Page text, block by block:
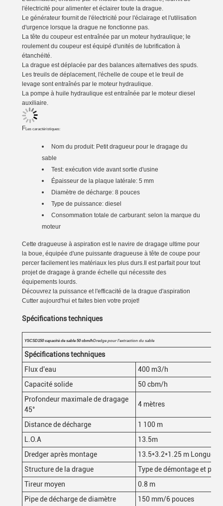
l'électricité pour alimenter et éclairer toute la drague.
Le générateur fournit de l'électricité pour l'éclairage et l'utilisation
d'urgence lorsque la drague ne fonctionne pas.
La tête du coupeur est entraînée par un moteur hydraulique; le
roulement du coupeur est équipé d'unités de lubrification à
étanchéité.
La drague est déplacée par des balances alternatives des spuds.
Les treuils de déplacement, l'échelle de coupe et le treuil de
levage sont entraînés par le moteur hydraulique.
La pompe à huile hydraulique est entraînée par le moteur diesel
auxiliaire.
FLes caractéristiques:
Nom du produit: Petit dragueur pour le dragage du
sable
Test: exécution vide avant sortie d'usine
Épaisseur de la plaque latérale: 5 mm
Diamètre de décharge: 8 pouces
Type de puissance: diesel
Consommation totale de carburant: selon la marque du
moteur
Cette dragueuse à aspiration est le navire de dragage ultime pour
la boue, équipée d'une puissante dragueuse à tête de coupe pour
percer facilement les matériaux les plus durs.Il est parfait pour tout
projet de dragage à grande échelle qui nécessite des
équipements lourds.
Découvrez la puissance et l'efficacité de la drague d'aspiration
Cutter aujourd'hui et faites bien votre projet!
Spécifications techniques
YSCSD150 capacité de sable 50 cbm/hDredge pour l'extraction du sable
Spécifications techniques
Flux d'eau
400 m3/h
Capacité solide
50 cbm/h
Profondeur maximale de dragage
45°
4 mètres
Distance de décharge
1 100 m
L.O.A
13.5m
Dredger après montage
13.5*3.2*1.25 m Longueur
Structure de la drague
Type de démontage et
Tireur moyen
0.8 m
Pipe de décharge de diamètre
150 mm/6 pouces